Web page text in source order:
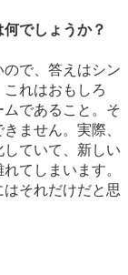
でしょうか？
で、答えはシン
れはおもしろ
であること。そ
ません。実際、
ていて、新しい
てしまいます。
それだけだと思